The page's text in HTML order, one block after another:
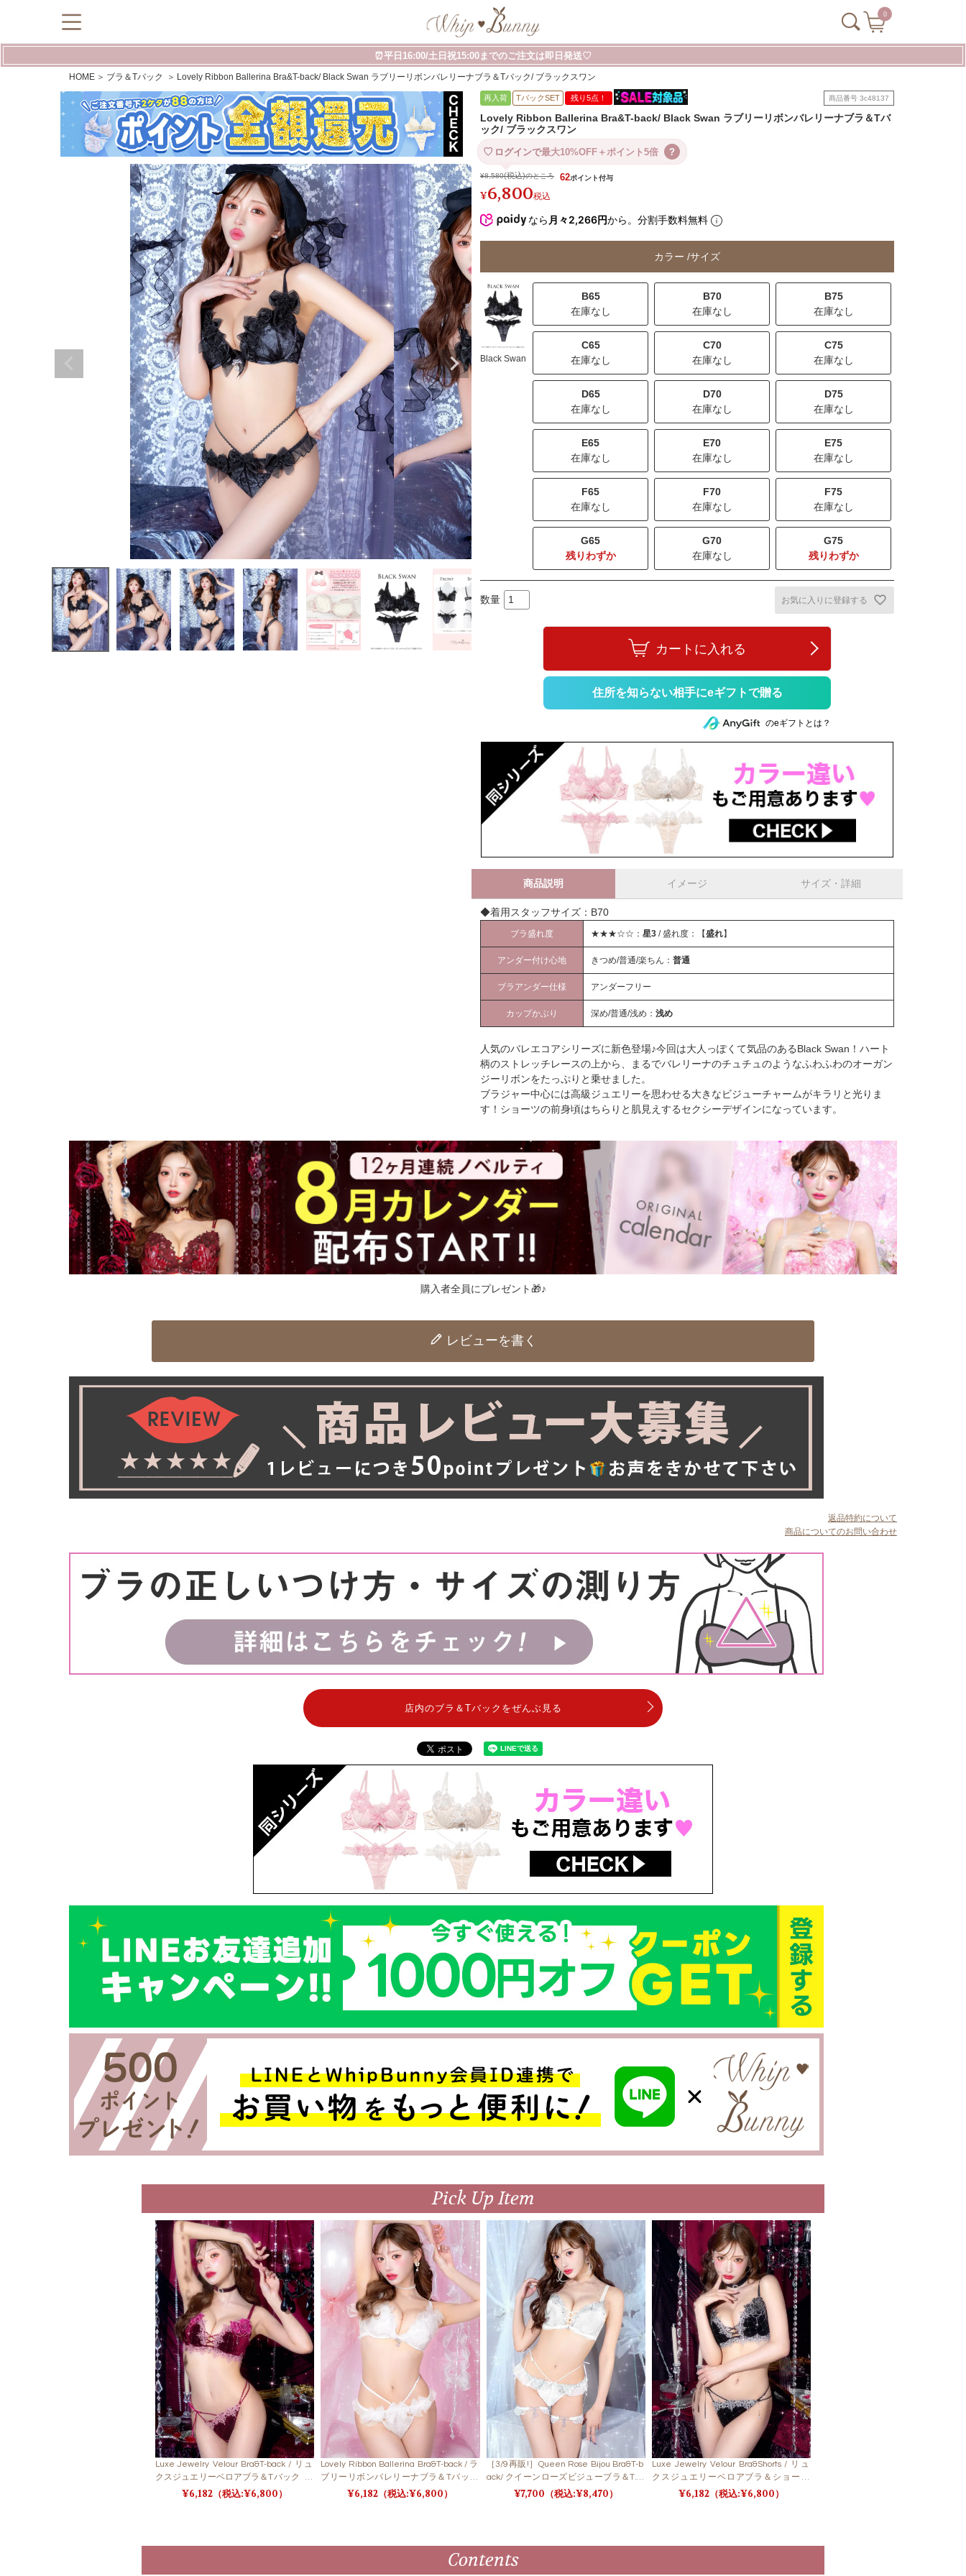
0
⏰平日16:00/土日祝15:00までのご注文は即日発送♡
HOME ブラ＆Tバック Lovely Ribbon Ballerina Bra&T-back/ Black Swan ラブリーリボンバレリーナブラ＆Tバック/ ブラックスワン
再入荷 TバックSET 残り5点！ 商品番号 3c48137
Lovely Ribbon Ballerina Bra&T-back/ Black Swan ラブリーリボンバレリーナブラ＆Tバ
ック/ ブラックスワン
ログインで最大10%OFF＋ポイント5倍 ?
¥8,580 のところ
¥6,800税込
62
なら 月々2,266円から。分割手数料無料
カラー サイズ
Black Swan
B65
在庫なし
B70
在庫なし
B75
在庫なし
C65
在庫なし
C70
在庫なし
C75
在庫なし
D65
在庫なし
D70
在庫なし
D75
在庫なし
E65
在庫なし
E70
在庫なし
E75
在庫なし
F65
在庫なし
F70
在庫なし
F75
在庫なし
G65
残りわずか
G70
在庫なし
G75
残りわずか
お気に入りに登録する
カートに入れる
住所を知らない相手にeギフトで贈る
のeギフトとは？
商品説明 イメージ サイズ・詳細
◆着用スタッフサイズ：B70
ブラ盛れ度 ★★★☆☆： 星3/ 盛れ度：【盛れ】
アンダー付け心地 きつめ/普通/楽ちん： 普通
ブラアンダー仕様 アンダーフリー
カップかぶり 深め/普通/浅め： 浅め
人気のバレエコアシリーズに新色登場♪今回は大人っぽくて気品のあるBlack Swan！ハート
柄のストレッチレースの上から、まるでバレリーナのチュチュのようなふわふわのオーガン
ジーリボンをたっぷりと乗せました。
ブラジャー中心には高級ジュエリーを思わせる大きなビジューチャームがキラリと光りま
す！ショーツの前身頃はちらりと肌見えするセクシーデザインになっています。
購入者全員にプレゼント🎁♪
レビューを書く
返品特約について
商品についてのお問い合わせ
店内のブラ＆Tバックをぜんぶ見る
Pick Up Item
Luxe Jewelry Velour Bra&T-back / リュ
クスジュエリーベロアブラ＆Tバック【L
B5500】6,182 6,800
Lovely Ribbon Ballerina Bra&T-back / ラ
ブリーリボンバレリーナブラ＆Tバック
【LB5500】
6,182 6,800
［3/9再販!］Queen Rose Bijou Bra&T-b
ack/ クイーンローズビジューブラ＆Tバ
7,700 8,470
Luxe Jewelry Velour Bra&Shorts / リュ
クスジュエリーベロアブラ＆ショーツ
【LB5500】
6,182 6,800
Contents